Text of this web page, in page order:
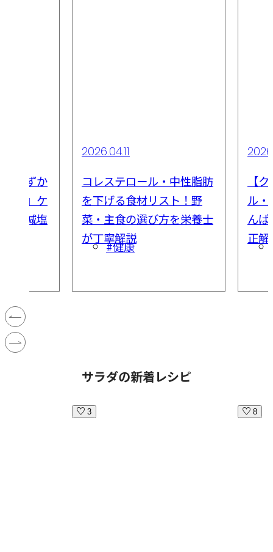
分わずか
が』ケ
う減塩
2026.04.11
コレステロール・中性脂肪
を下げる食材リスト！野
菜・主食の選び方を栄養士
が丁寧解説
#健康
【
ル
ん
正
サラダの新着レシピ
3 8